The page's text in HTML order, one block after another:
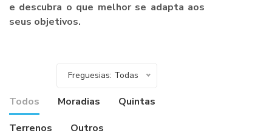
e descubra o que melhor se adapta aos
seus objetivos.
Freguesias: Todas
Todos Moradias
Quintas
Terrenos
Outros